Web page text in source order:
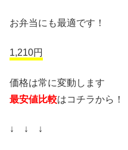
お弁当にも最適です！
1,210円
価格は常に変動します
最安値比較はコチラから！
↓ ↓ ↓